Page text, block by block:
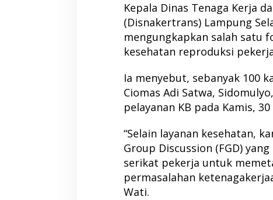
Kepala Dinas Tenaga Kerja
(Disnakertrans) Lampung
mengungkapkan salah satu
kesehatan reproduksi
Ia menyebut, sebanyak 100
Ciomas Adi Satwa,
pelayanan KB pada Kamis,
“Selain layanan kesehatan,
Group Discussion (FGD)
serikat pekerja untuk
permasalahan
Wati.